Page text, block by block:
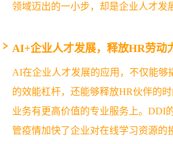
领域迈出的一小步，却是企业人才发
AI+企业人才发展，释放HR劳动
AI在企业人才发展的应用，不仅能够
的效能杠杆，还能够释放HR伙伴的
业务有更高价值的专业服务上。DDI
管疫情加快了企业对在线学习资源的